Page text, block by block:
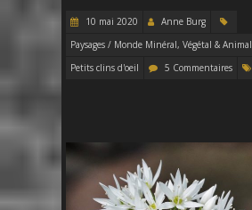
10 mai 2020
Anne Burg
Paysages / Monde Minéral, Végétal & Animal
Petits clins d'oeil
5 Commentaires